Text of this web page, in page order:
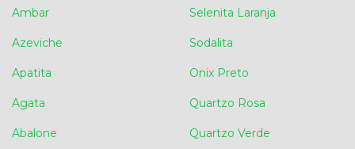
Ambar
Azeviche
Apatita
Agata
Abalone
Selenita Laranja
Sodalita
Onix Preto
Quartzo Rosa
Quartzo Verde